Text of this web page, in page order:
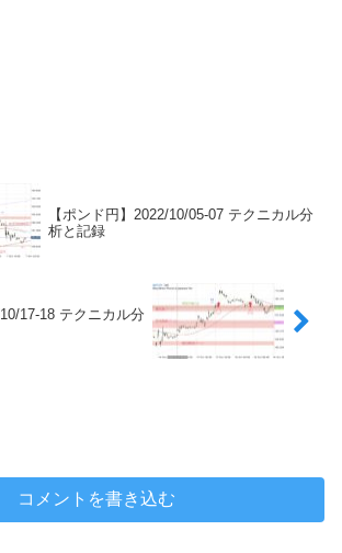
【ポンド円】2022/10/05-07 テクニカル分
析と記録
17-18 テクニカル分
コメントを書き込む